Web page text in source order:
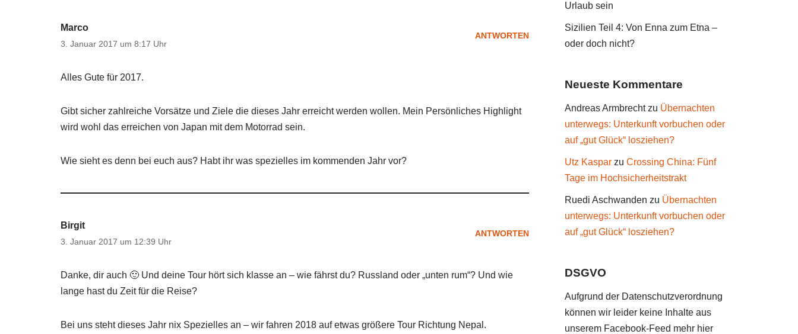
Marco
3. Januar 2017 um 8:17 Uhr
ANTWORTEN
Alles Gute für 2017.
Gibt sicher zahlreiche Vorsätze und Ziele die dieses Jahr erreicht werden wollen. Mein Persönliches Highlight
wird wohl das erreichen von Japan mit dem Motorrad sein.
Wie sieht es denn bei euch aus? Habt ihr was spezielles im kommenden Jahr vor?
Birgit
3. Januar 2017 um 12:39 Uhr
ANTWORTEN
Danke, dir auch 🙂 Und deine Tour hört sich klasse an – wie fährst du? Russland oder „unten rum“? Und wie
lange hast du Zeit für die Reise?
Bei uns steht dieses Jahr nix Spezielles an – wir fahren 2018 auf etwas größere Tour Richtung Nepal.
Urlaub sein
Sizilien Teil 4: Von Enna zum Etna –
oder doch nicht?
Neueste Kommentare
Andreas Armbrechtzu Übernachten
unterwegs: Unterkunft vorbuchen oder
auf „gut Glück“ losziehen?
Utz Kaspar zu Crossing China: Fünf
Tage im Hochsicherheitstrakt
Ruedi Aschwanden zu Übernachten
unterwegs: Unterkunft vorbuchen oder
auf „gut Glück“ losziehen?
DSGVO
Aufgrund der Datenschutzverordnung
können wir leider keine Inhalte aus
unserem Facebook-Feed mehr hier